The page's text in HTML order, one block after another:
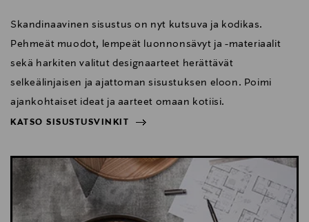
Skandinaavinen sisustus on nyt kutsuva ja kodikas.
Pehmeät muodot, lempeät luonnonsävyt ja -materiaalit
sekä harkiten valitut designaarteet herättävät
selkeälinjaisen ja ajattoman sisustuksen eloon. Poimi
ajankohtaiset ideat ja aarteet omaan kotiisi.
KATSO SISUSTUSVINKIT
KATSO SISUSTUSVINKIT